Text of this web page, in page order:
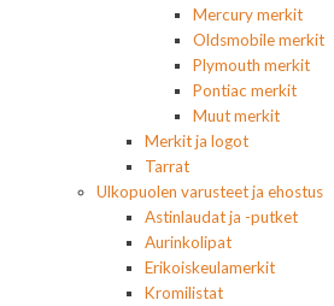
Mercury merkit
Oldsmobile merkit
Plymouth merkit
Pontiac merkit
Muut merkit
Merkit ja logot
Tarrat
Ulkopuolen varusteet ja ehostus
Astinlaudat ja -putket
Aurinkolipat
Erikoiskeulamerkit
Kromilistat